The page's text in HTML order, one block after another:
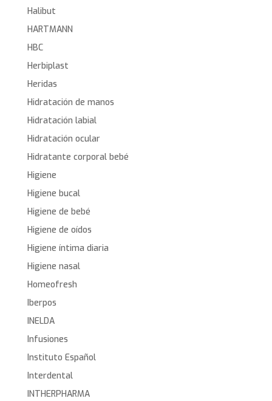
Halibut
HARTMANN
HBC
Herbiplast
Heridas
Hidratación de manos
Hidratación labial
Hidratación ocular
Hidratante corporal bebé
Higiene
Higiene bucal
Higiene de bebé
Higiene de oídos
Higiene íntima diaria
Higiene nasal
Homeofresh
Iberpos
INELDA
Infusiones
Instituto Español
Interdental
INTHERPHARMA